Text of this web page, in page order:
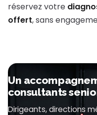
réservez votre
offert, sans
Un
consultants
Dirigeants, directions